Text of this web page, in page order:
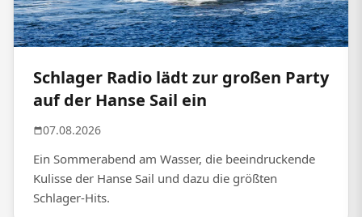
Schlager Radio lädt zur großen Party
auf der Hanse Sail ein
07.08.2026
Ein Sommerabend am Wasser, die beeindruckende
Kulisse der Hanse Sail und dazu die größten
Schlager-Hits.